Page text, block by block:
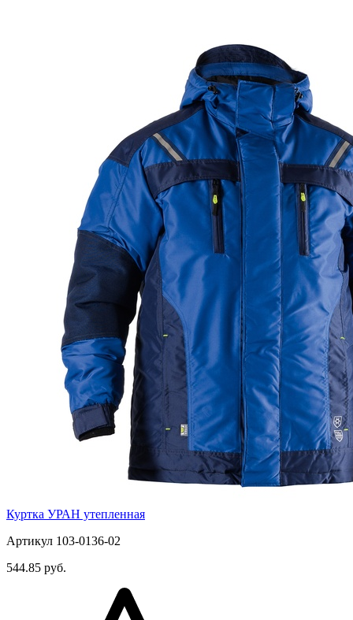
Куртка УРАН утепленная
Артикул 103-0136-02
544.85 руб.